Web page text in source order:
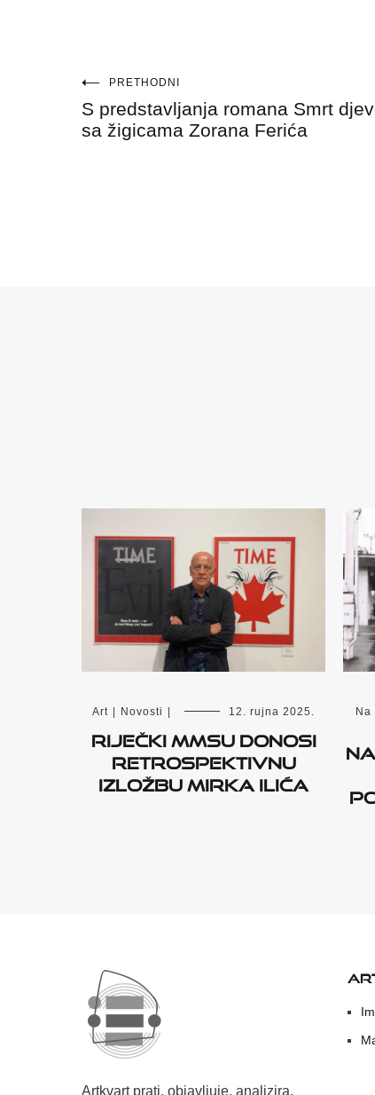
Navigacija
objava
PRETHODNI
S predstavljanja romana Smrt
sa žigicama Zorana Ferića
Art | Novosti | 12. rujna 2025.
RIJEČKI MMSU DONOSI
RETROSPEKTIVNU
IZLOŽBU MIRKA ILIĆA
Na
Artkvart prati, objavljuje, analizira,